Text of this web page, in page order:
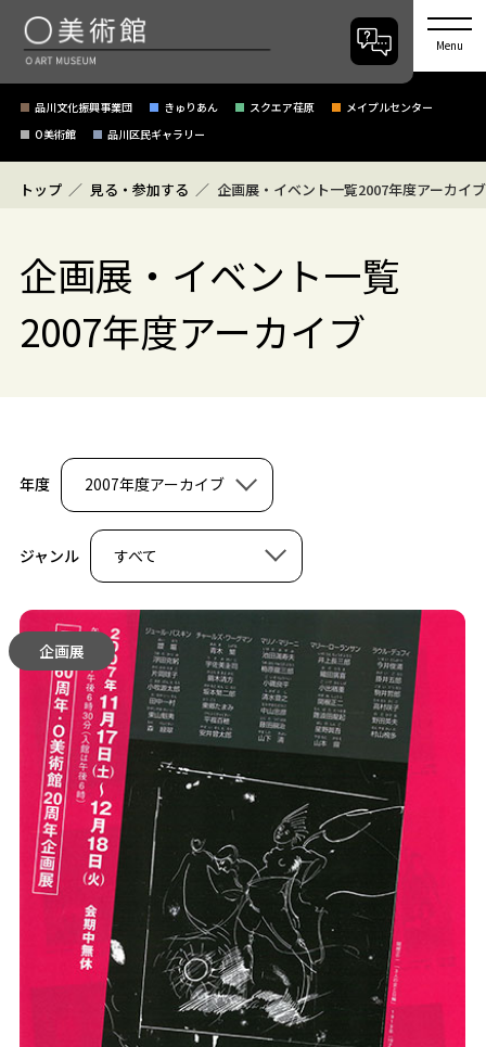
Menu
品川文化振興事業団 きゅりあん スクエア荏原
メイプルセンター
O美術館
品川区民ギャラリー
トップ 見る・参加する 企画展・イベント一覧2007年度アーカイブ
企画展・イベント一覧
2007年度アーカイブ
年度 2007年度アーカイブ
ジャンル すべて
企画展